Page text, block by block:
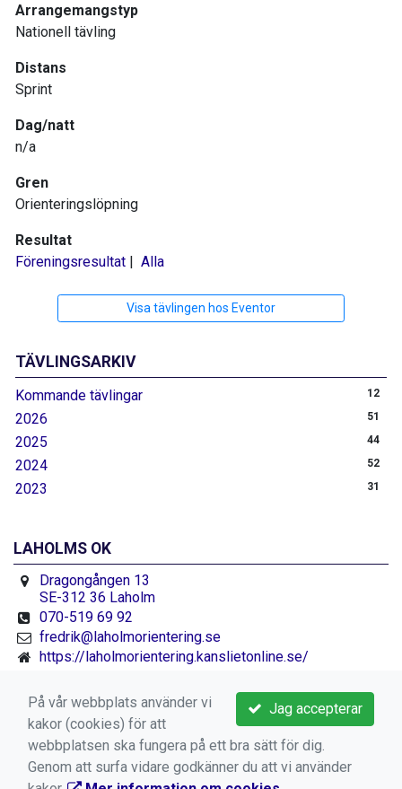
TÄVLINGSARKIV
Kommande tävlingar 12
2026 51
2025 44
2024 52
2023 31
Arrangemangstyp
Nationell tävling
Distans
Sprint
Dag/natt
n/a
Gren
Orienteringslöpning
Resultat
Föreningsresultat | Alla
Visa tävlingen hos Eventor
LAHOLMS OK
Dragongången 13
SE-312 36 Laholm
070-519 69 92
fredrik@laholmorientering.se
https://laholmorientering.kanslietonline.se/
Jag accepterar
På vår webbplats använder vi
kakor (cookies) för att
webbplatsen ska fungera på ett bra sätt för dig.
Genom att surfa vidare godkänner du att vi använder